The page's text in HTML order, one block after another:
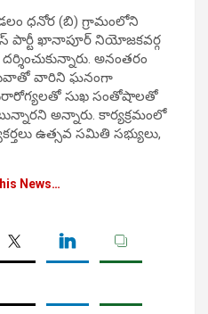
ధనోర (బి) గ్రామంలోని
పార్టీ ఖానాపూర్ నియోజకవర్గ
అనంతరం
వారిని ఘనంగా
సుఖ సంతోషాలతో
అన్నారు. కార్యక్రమంలో
ఉత్సవ సమితి సభ్యులు,
News…